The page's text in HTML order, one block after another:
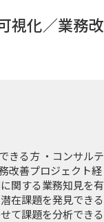
視化／業務改
きる方 ・コンサルテ
改善プロジェクト経
関する業務知見を有
在課題を発見できる
て課題を分析できる